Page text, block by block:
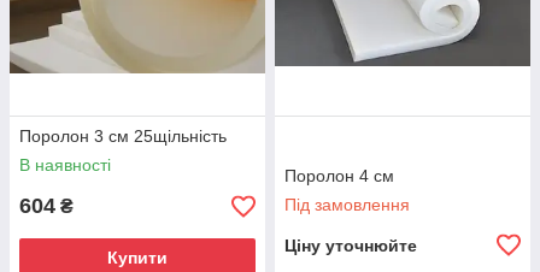
Поролон 3 см 25щільність
В наявності
604 ₴
Купити
Поролон 4 см
Під замовлення
Ціну уточнюйте